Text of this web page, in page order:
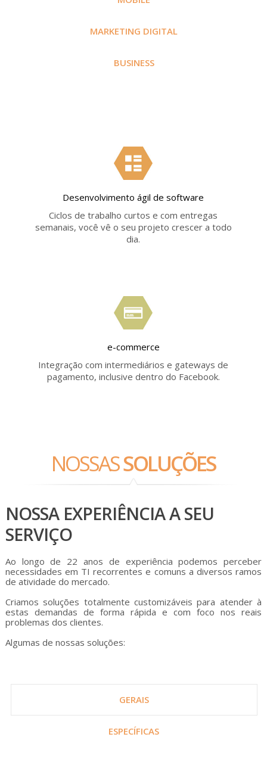
MARKETING DIGITAL
BUSINESS
Desenvolvimento ágil de software
Ciclos de trabalho curtos e com entregas
semanais, você vê o seu projeto crescer a todo
dia.
e-commerce
Integração com intermediários e gateways de
pagamento, inclusive dentro do Facebook.
NOSSASSOLUÇÕES
NOSSA EXPERIÊNCIA A SEU
SERVIÇO
Ao longo de 22 anos de experiência podemos perceber
necessidades em TI recorrentes e comuns a diversos ramos
de atividade do mercado.
Criamos soluções totalmente customizáveis para atender à
estas demandas de forma rápida e com foco nos reais
problemas dos clientes.
Algumas de nossas soluções:
GERAIS
ESPECÍFICAS